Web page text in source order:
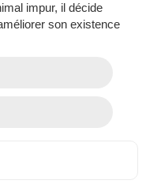
impur, il décide
son existence